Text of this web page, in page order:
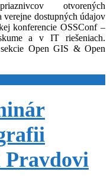
otvorených
dostupných údajov
konferencie OSSConf –
a v IT riešeniach.
Open GIS & Open
Pravdovi